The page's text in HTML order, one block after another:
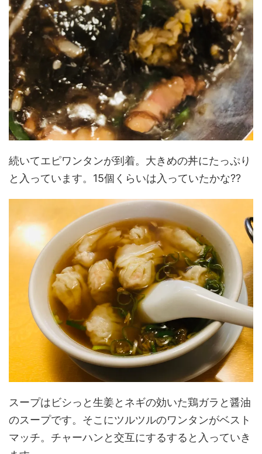
続いてエピワンタンが到着。大きめの丼にたっぷり
と入っています。15個くらいは入っていたかな??
スープはビシっと生姜とネギの効いた鶏ガラと醤油
のスープです。そこにツルツルのワンタンがベスト
マッチ。チャーハンと交互にするすると入っていき